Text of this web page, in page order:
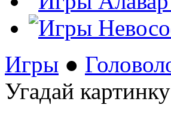
Игры ●
Угадай картинку